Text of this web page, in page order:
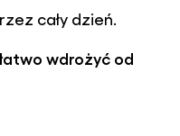
cały dzień.
wdrożyć od